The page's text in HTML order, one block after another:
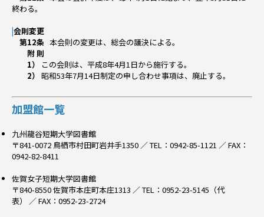
終わる。
|会則変更
第12条 本会則の変更は、総会の議決による。
附 則
1）
この会則は、平成8年4月1日から施行する。
2） 昭和53年7月14日制定の申し合わせ事項は、廃止する。
加盟館一覧
九州龍谷短期大学図書館
〒841-0072 鳥栖市村田町岩井手1350 ／ TEL：0942-85-1121 ／ FAX：
0942-82-8411
佐賀女子短期大学図書館
〒840-8550 佐賀市本庄町本庄1313 ／ TEL：0952-23-5145（代
表） ／ FAX：0952-23-2724